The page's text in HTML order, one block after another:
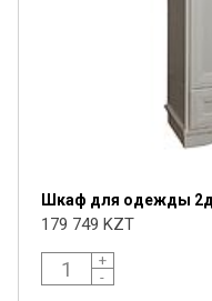
Шкаф для одежды 2д
179 749 KZT
+
-